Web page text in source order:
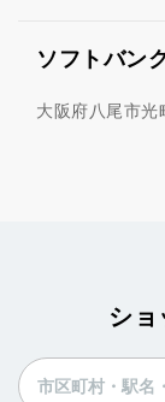
ソフトバン
大阪府八尾市光
シ